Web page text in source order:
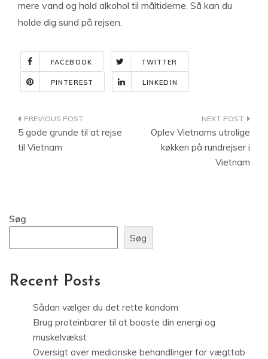
mere vand og hold alkohol til måltiderne. Så kan du
holde dig sund på rejsen.
FACEBOOK TWITTER
PINTEREST LINKEDIN
Indlægsnavigation
5 gode grunde til at rejse
til Vietnam
Oplev Vietnams utrolige
køkken på rundrejser i
Vietnam
Søg
Søg
Recent Posts
Sådan vælger du det rette kondom
Brug proteinbarer til at booste din energi og
muskelvækst
Oversigt over medicinske behandlinger for vægttab